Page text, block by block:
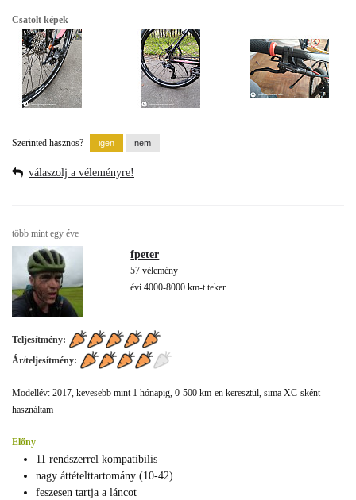
Csatolt képek
Szerinted hasznos?
válaszolj a véleményre!
több mint egy éve
fpeter
57 vélemény
évi 4000-8000 km-t teker
Teljesítmény:
Ár/teljesítmény:
Modellév: 2017, kevesebb mint 1 hónapig, 0-500 km-en keresztül, sima XC-sként
használtam
Előny
11 rendszerrel kompatibilis
nagy áttételttartomány (10-42)
feszesen tartja a láncot